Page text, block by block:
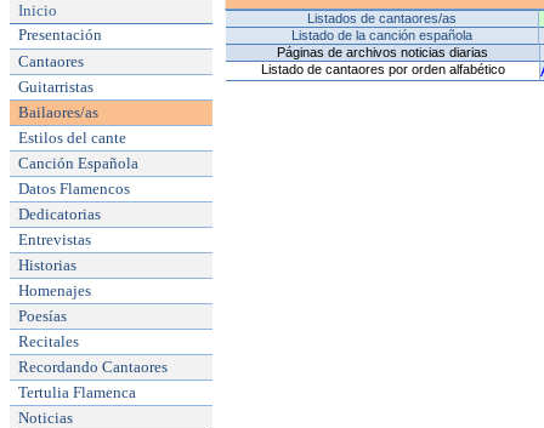
Inicio
Presentación
Cantaores
Guitarristas
Bailaores/as
Estilos del cante
Canción Española
Datos Flamencos
Dedicatorias
Entrevistas
Historias
Homenajes
Poesías
Recitales
Recordando Cantaores
Tertulia Flamenca
Noticias
Listados de cantaores/as
Listado de la canción española
Páginas de archivos noticias diarias
Listado de cantaores por orden alfabético